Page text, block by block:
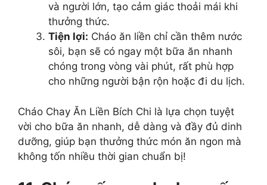
và người lớn, tạo cảm giác thoải mái khi
thưởng thức.
Tiện lợi: Cháo ăn liền chỉ cần thêm nước
sôi, bạn sẽ có ngay một bữa ăn nhanh
chóng trong vòng vài phút, rất phù hợp
cho những người bận rộn hoặc đi du lịch.
Cháo Chay Ăn Liền Bích Chi là lựa chọn tuyệt
vời cho bữa ăn nhanh, dễ dàng và đầy đủ dinh
dưỡng, giúp bạn thưởng thức món ăn ngon mà
không tốn nhiều thời gian chuẩn bị!